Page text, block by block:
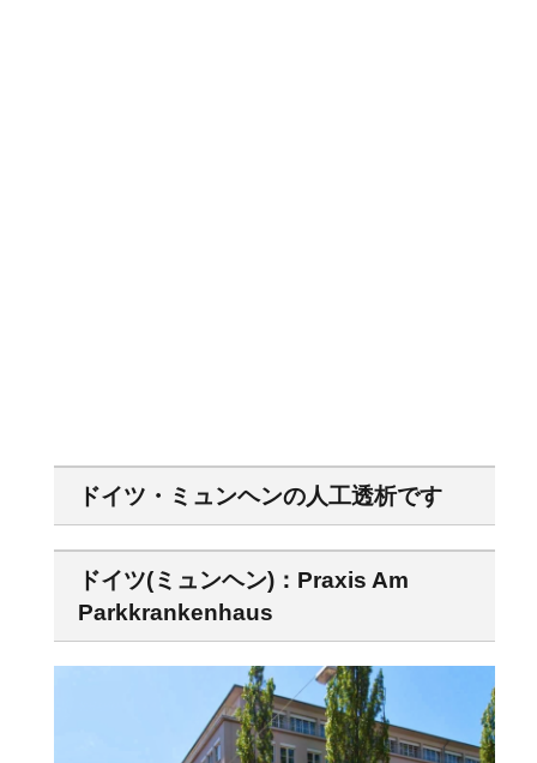
ドイツ・ミュンヘンの人工透析です
ドイツ(ミュンヘン)：Praxis Am
Parkkrankenhaus